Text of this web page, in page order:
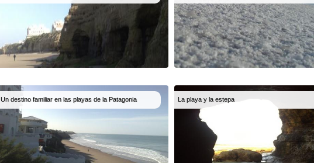
Un destino familiar en las playas de la Patagonia La playa y la estepa